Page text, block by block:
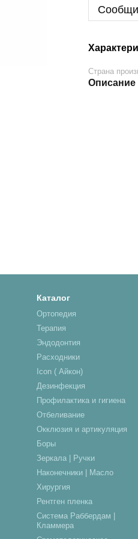
Страна
Описание
Каталог
Ортопедия
Терапия
Эндодонтия
Расходники
Icon ( Айкон)
Дезинфекция
Профилактика и гигиена
Отбеливание
Окклюзия и артикуляция
Боры
Зеркала | Ручки
Наконечники | Масло
Хирургия
Рентген пленка
Система Раббердам |
Кламмера